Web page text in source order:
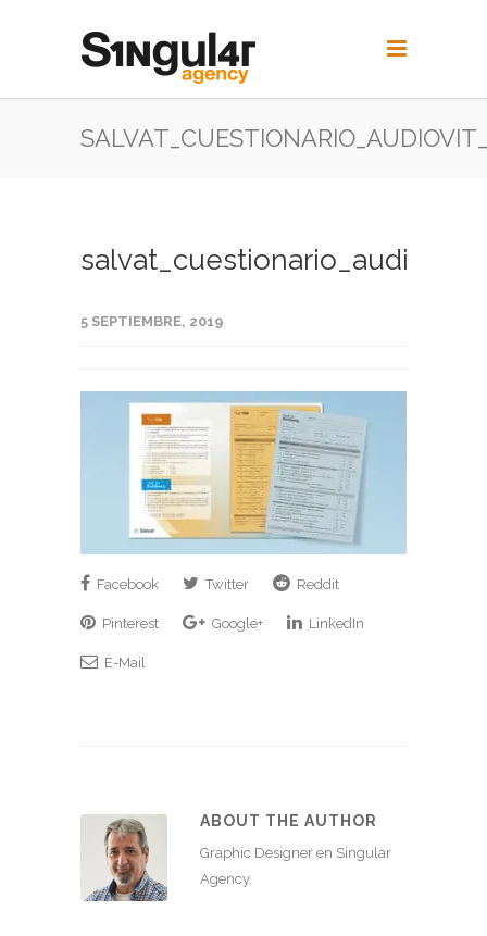
5 SEPTIEMBRE, 2019
Facebook Twitter Reddit
Pinterest Google+ LinkedIn
E-Mail
ABOUT THE AUTHOR
Graphic Designer en Singular
Agency.